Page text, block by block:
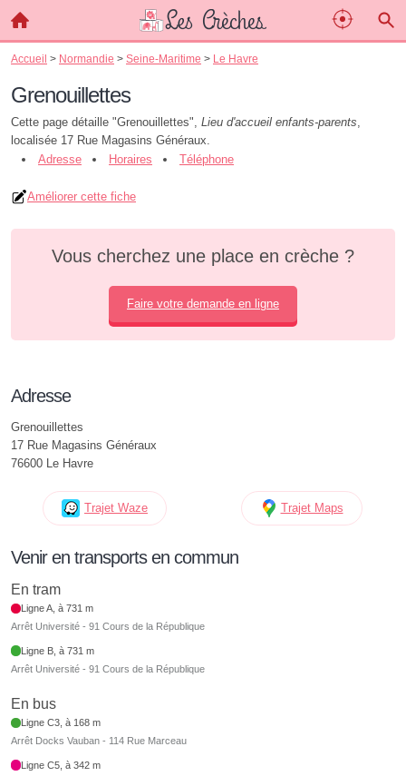
Accueil > Normandie > Seine-Maritime > Le Havre
Grenouillettes
Cette page détaille "Grenouillettes", Lieu d'accueil enfants-parents,
localisée 17 Rue Magasins Généraux.
Adresse
Horaires Téléphone
Améliorer cette fiche
Vous cherchez une place en crèche ?
Faire votre demande en ligne
Adresse
Grenouillettes
17 Rue Magasins Généraux
76600 Le Havre
Trajet Waze Trajet Maps
Venir en transports en commun
En tram
Ligne A, à 731 m
Arrêt Université - 91 Cours de la République
Ligne B, à 731 m
Arrêt Université - 91 Cours de la République
En bus
Ligne C3, à 168 m
Arrêt Docks Vauban - 114 Rue Marceau
Ligne C5, à 342 m